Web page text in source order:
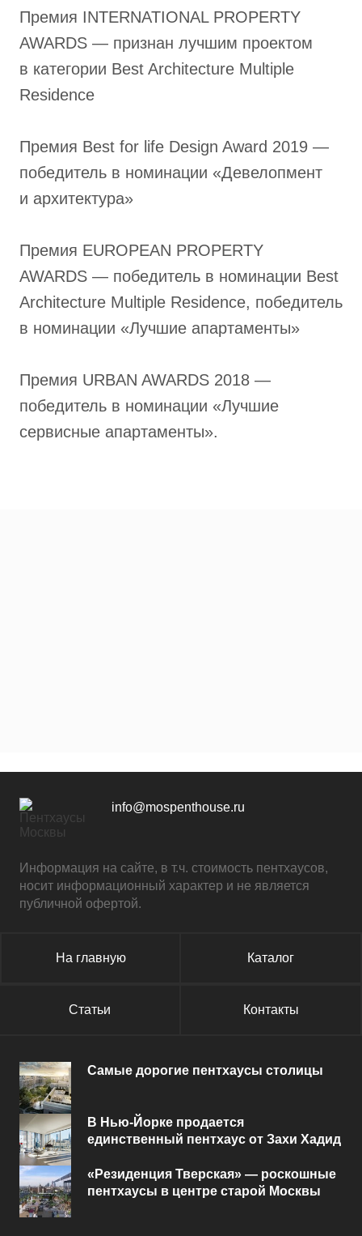
Премия INTERNATIONAL PROPERTY
AWARDS — признан лучшим проектом
в категории Best Architecture Multiple
Residence
Премия Best for life Design Award 2019 —
победитель в номинации «Девелопмент
и архитектура»
Премия EUROPEAN PROPERTY
AWARDS — победитель в номинации Best
Architecture Multiple Residence, победитель
в номинации «Лучшие апартаменты»
Премия URBAN AWARDS 2018 —
победитель в номинации «Лучшие
сервисные апартаменты».
info@mospenthouse.ru
Информация на сайте, в т.ч. стоимость пентхаусов,
носит информационный характер и не является
публичной офертой.
На главную Каталог
Статьи Контакты
Самые дорогие пентхаусы столицы
В Нью-Йорке продается
единственный пентхаус от Захи Хадид
«Резиденция Тверская» — роскошные
пентхаусы в центре старой Москвы